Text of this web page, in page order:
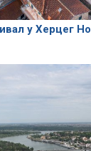
у Херцег